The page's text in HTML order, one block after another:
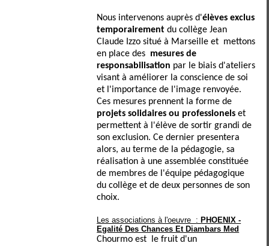
Nous intervenons auprès d'élèves exclus
temporairement du collège Jean
Claude Izzo situé à Marseille et mettons
en place des mesures de
responsabilisation par le biais d'ateliers
visant à améliorer la conscience de soi
et l'importance de l'image renvoyée.
Ces mesures prennent la forme de
projets solidaires ou professionels et
permettent à l'élève de sortir grandi de
son exclusion. Ce dernier presentera
alors, au terme de la pédagogie, sa
réalisation à une assemblée constituée
de membres de l'équipe pédagogique
du collège et de deux personnes de son
choix.
Les associations à l'oeuvre : PHOENIX -
Egalité Des Chances Et Diambars Med
Chourmo est le fruit d'un